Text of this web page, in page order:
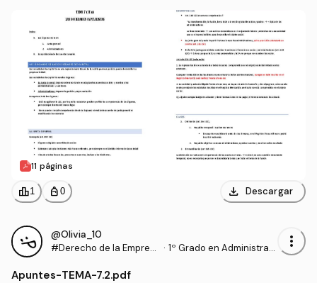
11 páginas
leaderboard1 personal_bag 0 download Descargar
@Olivia_10
#Derecho de la Empres
· 1º Grado en Administraci
more_vert
Apuntes-TEMA-7.2.pdf